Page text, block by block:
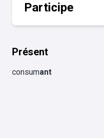
Participe
Présent
consumant